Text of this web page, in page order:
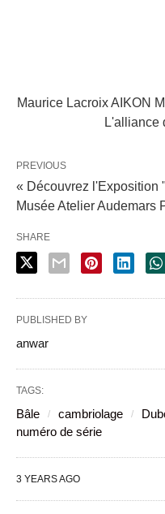
Maurice Lacroix AIKON
L'alliance
PREVIOUS
« Découvrez l'Exposition
Musée Atelier Audemars
SHARE
PUBLISHED BY
anwar
TAGS:
Bâle cambriolage
numéro de série
3 YEARS AGO